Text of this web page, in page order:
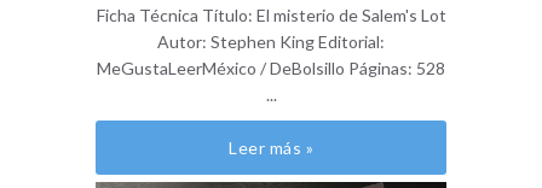
Ficha Técnica Título: El misterio de Salem's Lot
Autor: Stephen King Editorial:
MeGustaLeerMéxico / DeBolsillo Páginas: 528
...
Leer más »